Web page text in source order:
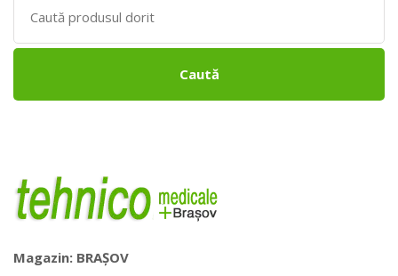
for:
Caută
Magazin: BRAȘOV